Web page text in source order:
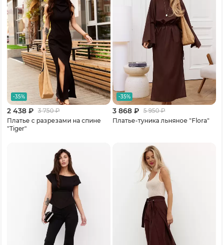
-35%
2 438 ₽ 3 750₽
Платье с разрезами на спине
"Tiger"
-35%
3 868 ₽ 5 950₽
Платье-туника льняное "Flora"